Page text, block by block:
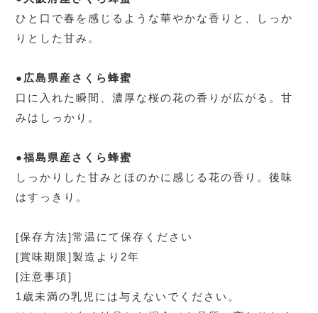
ひと口で春を感じるような華やかな香りと、しっか
りとした甘み。
●広島県産さくら蜂蜜
口に入れた瞬間、濃厚な桜の花の香りが広がる。甘
みはしっかり。
●福島県産さくら蜂蜜
しっかりした甘みとほのかに感じる花の香り。後味
はすっきり。
[保存方法]常温にて保存ください
[賞味期限]製造より2年
[注意事項]
1歳未満の乳児には与えないでください。